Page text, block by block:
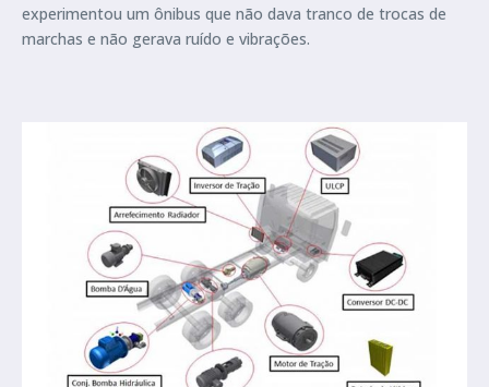
experimentou um ônibus que não dava tranco de trocas de
marchas e não gerava ruído e vibrações.